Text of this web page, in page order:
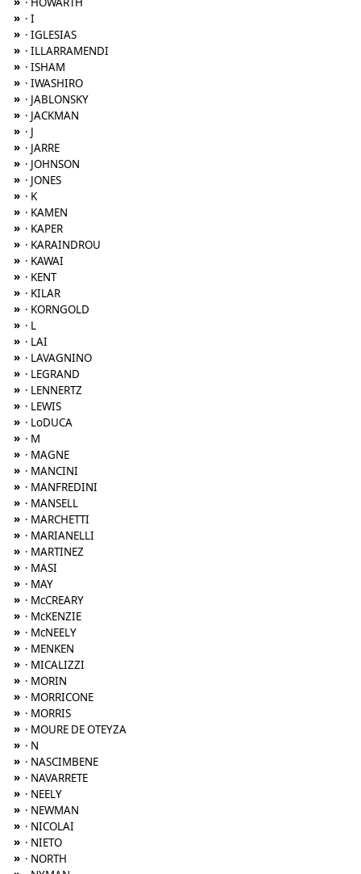
» · I
» · IGLESIAS
» · ILLARRAMENDI
» · ISHAM
» · IWASHIRO
» · JABLONSKY
» · JACKMAN
» · J
» · JARRE
» · JOHNSON
» · JONES
» · K
» · KAMEN
» · KAPER
» · KARAINDROU
» · KAWAI
» · KENT
» · KILAR
» · KORNGOLD
» · L
» · LAI
» · LAVAGNINO
» · LEGRAND
» · LENNERTZ
» · LEWIS
» · LoDUCA
» · M
» · MAGNE
» · MANCINI
» · MANFREDINI
» · MANSELL
» · MARCHETTI
» · MARIANELLI
» · MARTINEZ
» · MASI
» · MAY
» · McCREARY
» · McKENZIE
» · McNEELY
» · MENKEN
» · MICALIZZI
» · MORIN
» · MORRICONE
» · MORRIS
» · MOURE DE OTEYZA
» · N
» · NASCIMBENE
» · NAVARRETE
» · NEELY
» · NEWMAN
» · NICOLAI
» · NIETO
» · NORTH